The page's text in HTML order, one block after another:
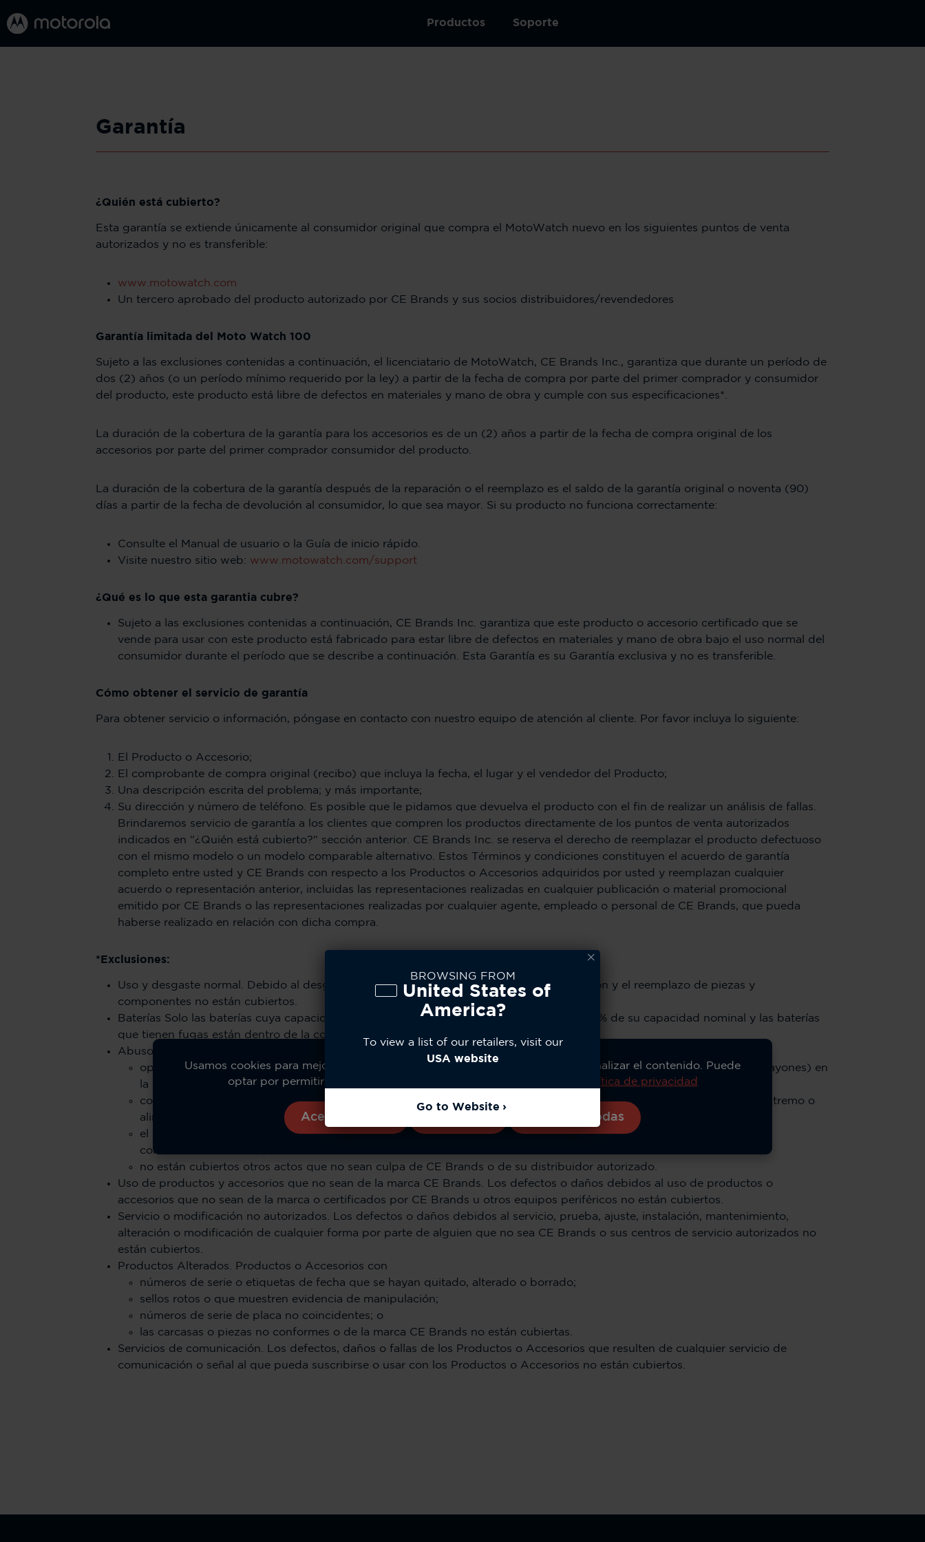
Productos Soporte
Garantía
¿Quién está cubierto?
Esta garantía se extiende únicamente al consumidor original que compra el MotoWatch nuevo en los siguientes puntos de venta
autorizados y no es transferible:
www.motowatch.com
Un tercero aprobado del producto autorizado por CE Brands y sus socios distribuidores/revendedores
Garantía limitada del Moto Watch 100
Sujeto a las exclusiones contenidas a continuación, el licenciatario de MotoWatch, CE Brands Inc., garantiza que durante un período de
dos (2) años (o un período mínimo requerido por la ley) a partir de la fecha de compra por parte del primer comprador y consumidor
del producto, este producto está libre de defectos en materiales y mano de obra y cumple con sus especificaciones*.
La duración de la cobertura de la garantía para los accesorios es de un (2) años a partir de la fecha de compra original de los
accesorios por parte del primer comprador consumidor del producto.
La duración de la cobertura de la garantía después de la reparación o el reemplazo es el saldo de la garantía original o noventa (90)
días a partir de la fecha de devolución al consumidor, lo que sea mayor. Si su producto no funciona correctamente:
Consulte el Manual de usuario o la Guía de inicio rápido.
Visite nuestro sitio web: www.motowatch.com/support
¿Qué es lo que esta garantia cubre?
Sujeto a las exclusiones contenidas a continuación, CE Brands Inc. garantiza que este producto o accesorio certificado que se
vende para usar con este producto está fabricado para estar libre de defectos en materiales y mano de obra bajo el uso normal del
consumidor durante el período que se describe a continuación. Esta Garantía es su Garantía exclusiva y no es transferible.
Cómo obtener el servicio de garantía
Para obtener servicio o información, póngase en contacto con nuestro equipo de atención al cliente. Por favor incluya lo siguiente:
El Producto o Accesorio;
El comprobante de compra original (recibo) que incluya la fecha, el lugar y el vendedor del Producto;
Una descripción escrita del problema; y más importante;
Su dirección y número de teléfono. Es posible que le pidamos que devuelva el producto con el fin de realizar un análisis de fallas.
Brindaremos servicio de garantía a los clientes que compren los productos directamente de los puntos de venta autorizados
indicados en "¿Quién está cubierto?" sección anterior. CE Brands Inc. se reserva el derecho de reemplazar el producto defectuoso
con el mismo modelo o un modelo comparable alternativo. Estos Términos y condiciones constituyen el acuerdo de garantía
completo entre usted y CE Brands con respecto a los Productos o Accesorios adquiridos por usted y reemplazan cualquier
acuerdo o representación anterior, incluidas las representaciones realizadas en cualquier publicación o material promocional
emitido por CE Brands o las representaciones realizadas por cualquier agente, empleado o personal de CE Brands, que pueda
haberse realizado en relación con dicha compra.
*Exclusiones:
Uso y desgaste normal. Debido al desgaste normal, el mantenimiento regular, la reparación y el reemplazo de piezas y
componentes no están cubiertos.
Baterías Solo las baterías cuya capacidad completamente cargada cae por debajo del 80% de su capacidad nominal y las baterías
que tienen fugas están dentro de la cobertura de esta Garantía.
Abuso y mal uso. Defectos o daños debidos a:
operación incorrecta, almacenamiento, mal uso o abuso, accidente o negligencia, como daño físico (como grietas y rayones) en
la superficie del producto como resultado del mal uso;
contacto con líquidos, agua, lluvia, humedad extrema o transpiración abundante, arena, suciedad o similares, calor extremo o
alimentos;
el uso de los Productos o Accesorios con fines comerciales o someter el Producto o cualquier Accesorio a un uso o
condiciones anormales; o
no están cubiertos otros actos que no sean culpa de CE Brands o de su distribuidor autorizado.
Uso de productos y accesorios que no sean de la marca CE Brands. Los defectos o daños debidos al uso de productos o
accesorios que no sean de la marca o certificados por CE Brands u otros equipos periféricos no están cubiertos.
Servicio o modificación no autorizados. Los defectos o daños debidos al servicio, prueba, ajuste, instalación, mantenimiento,
alteración o modificación de cualquier forma por parte de alguien que no sea CE Brands o sus centros de servicio autorizados no
están cubiertos.
Productos Alterados. Productos o Accesorios con
números de serie o etiquetas de fecha que se hayan quitado, alterado o borrado;
sellos rotos o que muestren evidencia de manipulación;
números de serie de placa no coincidentes; o
las carcasas o piezas no conformes o de la marca CE Brands no están cubiertas.
Servicios de comunicación. Los defectos, daños o fallas de los Productos o Accesorios que resulten de cualquier servicio de
comunicación o señal al que pueda suscribirse o usar con los Productos o Accesorios no están cubiertos.
Usamos cookies para mejorar su experiencia, analizar el uso del sitio y personalizar el contenido. Puede
optar por permitir todas las cookies o gestionar sus preferencias.
Política de privacidad
Rechazar Todas
Aceptar Todas
BROWSING FROM
United States of
America?
To view a list of our retailers, visit our
USA website
Go to Website